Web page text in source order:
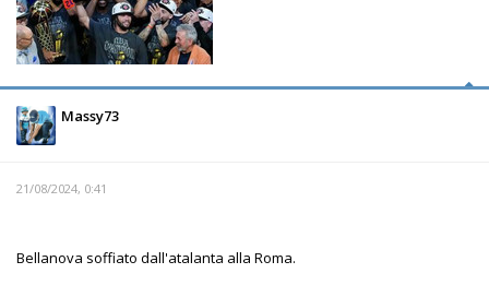
Massy73
21/08/2024, 0:41
Bellanova soffiato dall'atalanta alla Roma.